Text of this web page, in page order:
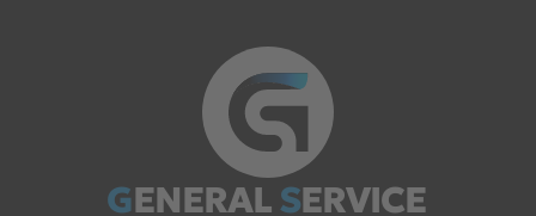
GENERALSERVICE